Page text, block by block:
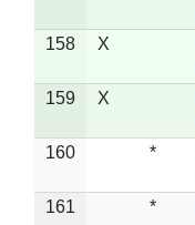
158 X
159 X
160 *
161 *